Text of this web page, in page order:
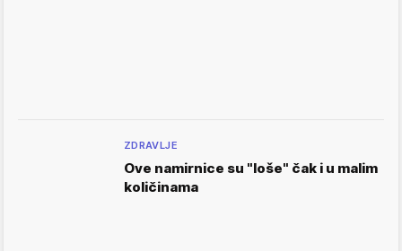
ZDRAVLJE
Ove namirnice su "loše" čak i u malim
količinama